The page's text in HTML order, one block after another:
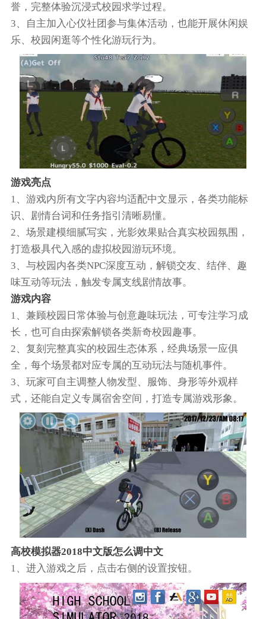
誉，完整体验沉浸式校园求学过程。
3、自主加入心仪社团参与集体活动，也能开展休闲娱
乐、校园闲逛等个性化游玩行为。
游戏亮点
1、游戏内所有文字内容均适配中文显示，各类功能标
识、剧情台词和任务指引清晰易懂。
2、场景建模细腻写实，光影效果贴合真实校园氛围，
打造极具代入感的虚拟校园游玩环境。
3、与校园内各类NPC深度互动，解锁交友、结伴、趣
味互动等玩法，触发专属支线剧情故事。
游戏内容
1、兼顾校园日常体验与创意趣味玩法，可专注学习成
长，也可自由探索解锁各类新奇校园趣事。
2、复刻完整真实的校园生态体系，经典场景一应俱
全，每个场景都对应专属的互动玩法与随机事件。
3、玩家可自主调整人物发型、服饰、身形等外观样
式，还能自定义专属宿舍空间，打造专属游戏形象。
高校模拟器2018中文版怎么调中文
1、进入游戏之后，点击右侧的设置按钮。